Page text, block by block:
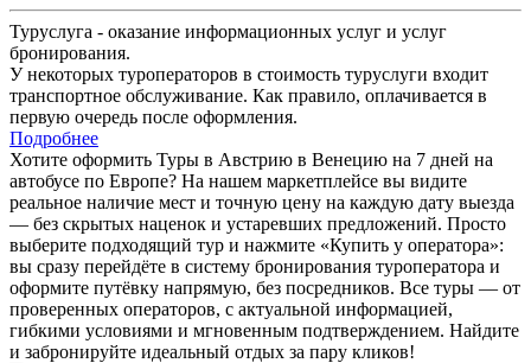
Туруслуга - оказание информационных услуг и услуг
бронирования.
У некоторых туроператоров в стоимость туруслуги входит
транспортное обслуживание. Как правило, оплачивается в
первую очередь после оформления.
Подробнее
Хотите оформить Туры в Австрию в Венецию на 7 дней на
автобусе по Европе? На нашем маркетплейсе вы видите
реальное наличие мест и точную цену на каждую дату выезда
— без скрытых наценок и устаревших предложений. Просто
выберите подходящий тур и нажмите «Купить у оператора»:
вы сразу перейдёте в систему бронирования туроператора и
оформите путёвку напрямую, без посредников. Все туры — от
проверенных операторов, с актуальной информацией,
гибкими условиями и мгновенным подтверждением. Найдите
и забронируйте идеальный отдых за пару кликов!